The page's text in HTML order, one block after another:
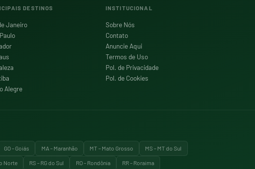
DESTINOS
Janeiro
Alegre
INSTITUCIONAL
Sobre Nós
Contato
Anuncie Aqui
Termos de Uso
Pol. de Privacidade
Pol. de Cookies
GO – Goiás MA – Maranhão MT – Mato Grosso MS – MT do Sul
Norte RS – RG do Sul RO – Rondônia RR – Roraima